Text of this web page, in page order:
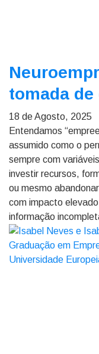
tomada de
18 de Agosto, 2025
Entendamos
assumido como o
sempre com
investir recursos,
ou mesmo
com impacto
informação